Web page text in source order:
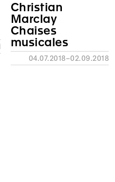
Christian
Marclay
Chaises
musicales
04.07.2018–02.09.2018